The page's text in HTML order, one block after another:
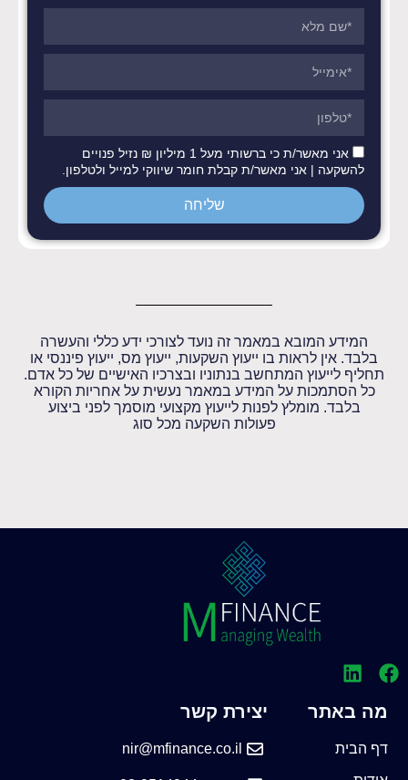
אני מאשר/ת כי ברשותי מעל 1 מיליון ₪ נזיל פנויים
להשקעה | אני מאשר/ת קבלת חומר שיווקי למייל ולטלפון.
שליחה
המידע המובא במאמר זה נועד לצורכי ידע כללי והעשרה
בלבד. אין לראות בו ייעוץ השקעות, ייעוץ מס, ייעוץ פיננסי או
תחליף לייעוץ המתחשב בנתוניו ובצרכיו האישיים של כל אדם.
כל הסתמכות על המידע במאמר נעשית על אחריות הקורא
בלבד. מומלץ לפנות לייעוץ מקצועי מוסמך לפני ביצוע
פעולות השקעה מכל סוג
מה באתר
דף הבית
יצירת קשר
nir@mfinance.co.il